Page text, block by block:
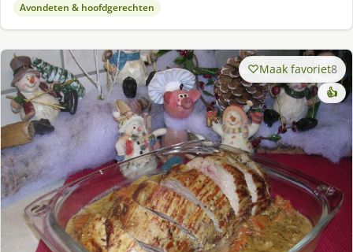
Avondeten & hoofdgerechten
Maak favoriet8
👍